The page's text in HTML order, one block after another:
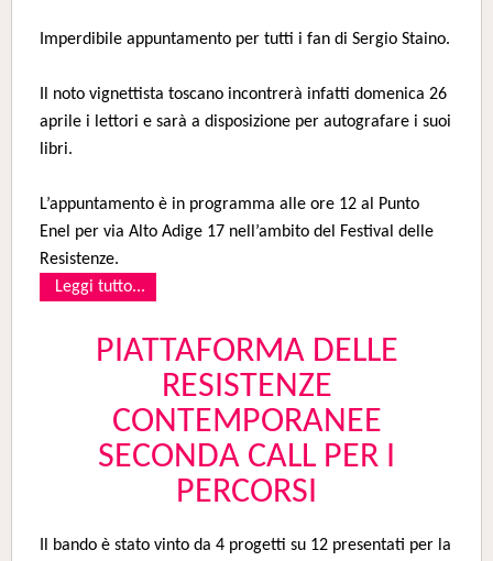
Imperdibile appuntamento per tutti i fan di Sergio Staino.
Il noto vignettista toscano incontrerà infatti domenica 26
aprile i lettori e sarà a disposizione per autografare i suoi
libri.
L’appuntamento è in programma alle ore 12 al Punto
Enel per via Alto Adige 17 nell’ambito del Festival delle
Resistenze.
Leggi tutto...
PIATTAFORMA DELLE
RESISTENZE
CONTEMPORANEE
SECONDA CALL PER I
PERCORSI
Il bando è stato vinto da 4 progetti su 12 presentati per la